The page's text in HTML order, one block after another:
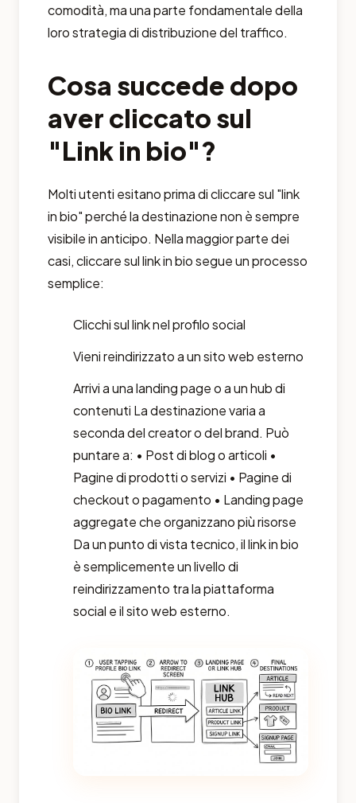
comodità, ma una parte fondamentale della
loro strategia di distribuzione del traffico.
Cosa succede dopo
aver cliccato sul
"Link in bio"?
Molti utenti esitano prima di cliccare sul "link
in bio" perché la destinazione non è sempre
visibile in anticipo. Nella maggior parte dei
casi, cliccare sul link in bio segue un processo
semplice:
Clicchi sul link nel profilo social
Vieni reindirizzato a un sito web esterno
Arrivi a una landing page o a un hub di
contenuti La destinazione varia a
seconda del creator o del brand. Può
puntare a: • Post di blog o articoli •
Pagine di prodotti o servizi • Pagine di
checkout o pagamento • Landing page
aggregate che organizzano più risorse
Da un punto di vista tecnico, il link in bio
è semplicemente un livello di
reindirizzamento tra la piattaforma
social e il sito web esterno.